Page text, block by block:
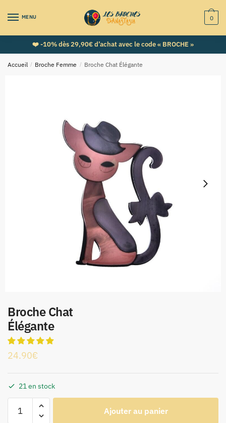
MENU 0
❤️ -10% dès 29,90€ d’achat avec le code « BROCHE »
Accueil / Broche Femme / Broche Chat Élégante
Broche Chat
Élégante
24.90€
21 en stock
Ajouter au panier